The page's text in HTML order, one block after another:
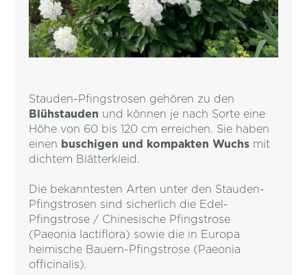
Stauden-Pfingstrosen gehören zu den
Blühstauden und können je nach Sorte eine
Höhe von 60 bis 120 cm erreichen. Sie haben
einen buschigen und kompakten Wuchs mit
dichtem Blätterkleid.
Die bekanntesten Arten unter den Stauden-
Pfingstrosen sind sicherlich die Edel-
Pfingstrose / Chinesische Pfingstrose
(Paeonia lactiflora) sowie die in Europa
heimische Bauern-Pfingstrose (Paeonia
officinalis).